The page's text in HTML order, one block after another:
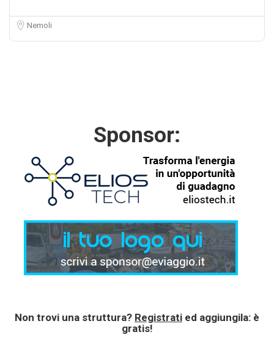
Nemoli
Sponsor:
Non trovi una struttura? Registrati ed aggiungila: è
gratis!